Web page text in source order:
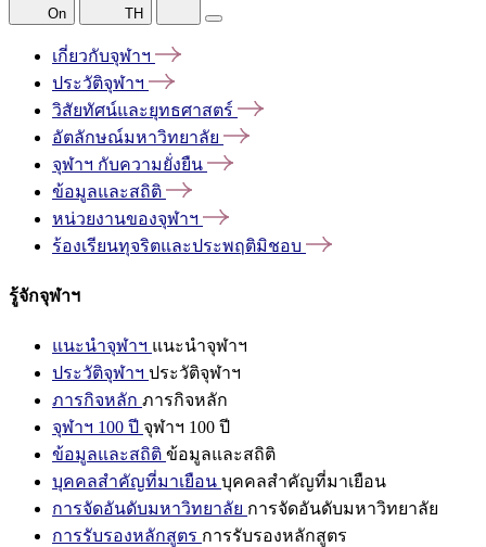
On TH
เกี่ยวกับจุฬาฯ
ประวัติจุฬาฯ
วิสัยทัศน์และยุทธศาสตร์
อัตลักษณ์มหาวิทยาลัย
จุฬาฯ กับความยั่งยืน
ข้อมูลและสถิติ
หน่วยงานของจุฬาฯ
ร้องเรียนทุจริตและประพฤติมิชอบ
รู้จักจุฬาฯ
แนะนำจุฬาฯ แนะนำจุฬาฯ
ประวัติจุฬาฯ ประวัติจุฬาฯ
ภารกิจหลัก ภารกิจหลัก
จุฬาฯ 100 ปี จุฬาฯ 100 ปี
ข้อมูลและสถิติ ข้อมูลและสถิติ
บุคคลสำคัญที่มาเยือน บุคคลสำคัญที่มาเยือน
การจัดอันดับมหาวิทยาลัย การจัดอันดับมหาวิทยาลัย
การรับรองหลักสูตร การรับรองหลักสูตร